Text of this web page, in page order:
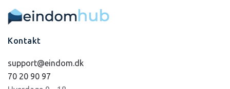
Kontakt
support@eindom.dk
70 20 90 97